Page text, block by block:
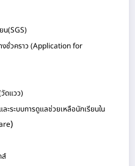
น(SGS)
งชั่วคราว (Application for
ดแวว)
ระบบการดูแลช่วยเหลือนักเรียนใน
)
ส์